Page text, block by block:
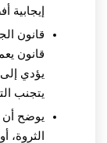
إيجابية
قانون
قانون
يؤدي
يتجنب
يوضح أن